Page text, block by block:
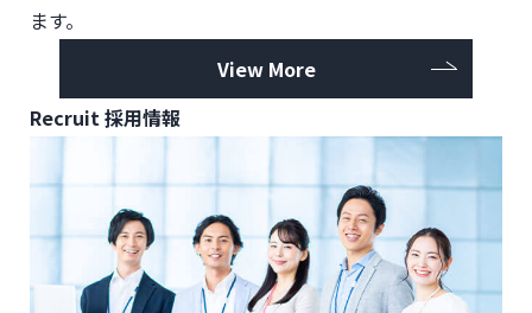
ます。
View More
Recruit採用情報